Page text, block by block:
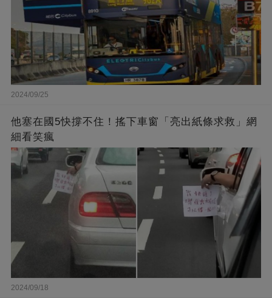
2024/09/25
他塞在國5快撐不住！搖下車窗「亮出紙條求救」網
細看笑瘋
2024/09/18